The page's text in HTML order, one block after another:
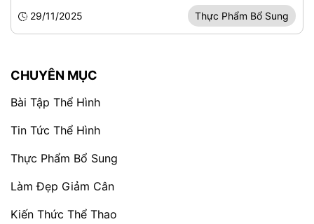
29/11/2025 Thực Phẩm Bổ Sung
CHUYÊN MỤC
Bài Tập Thể Hình
Tin Tức Thể Hình
Thực Phẩm Bổ Sung
Làm Đẹp Giảm Cân
Kiến Thức Thể Thao